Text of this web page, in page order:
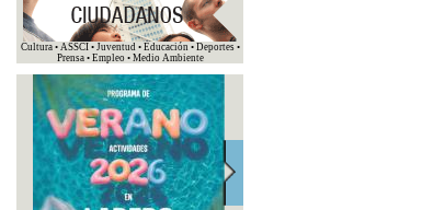
Cultura • ASSCI • Juventud • Educación • Deportes •
Prensa • Empleo • Medio Ambiente